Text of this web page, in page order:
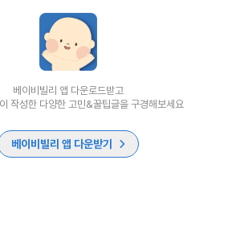
베이비빌리 앱 다운로드받고
작성한 다양한 고민&꿀팁글을 구경해보세요
베이비빌리 앱 다운받기